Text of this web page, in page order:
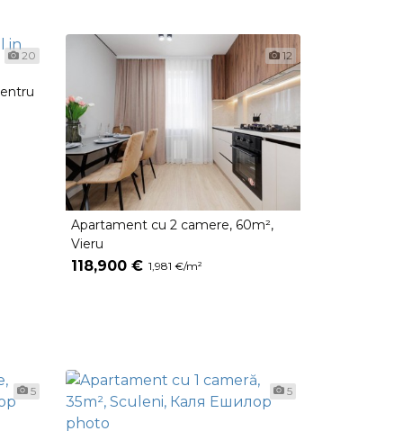
20 12
Apartament cu 2 camere, 60m²,
Vieru
118,900 € 1,981 €/m²
5 5